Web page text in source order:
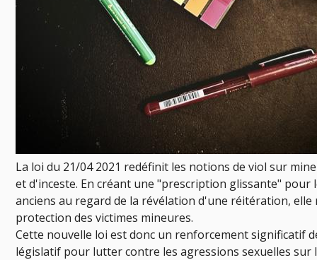
La loi du 21/04 2021 redéfinit les notions de viol sur
et d'inceste. En créant une "prescription glissante" pour
anciens au regard de la révélation d'une réitération, elle
protection des victimes mineures.
Cette nouvelle loi est donc un renforcement significatif
législatif pour lutter contre les agressions sexuelles sur